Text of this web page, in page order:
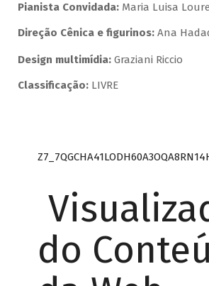
Pianista Convidada: Maria Luisa
Direção Cênica e figurinos:Ana
Design multimídia:Graziani Riccio
Classificação:LIVRE
do